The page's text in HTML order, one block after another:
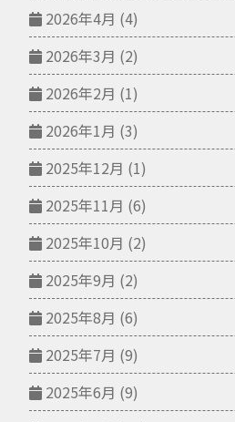
2026年4月 (4)
2026年3月 (2)
2026年2月 (1)
2026年1月 (3)
2025年12月 (1)
2025年11月 (6)
2025年10月 (2)
2025年9月 (2)
2025年8月 (6)
2025年7月 (9)
2025年6月 (9)